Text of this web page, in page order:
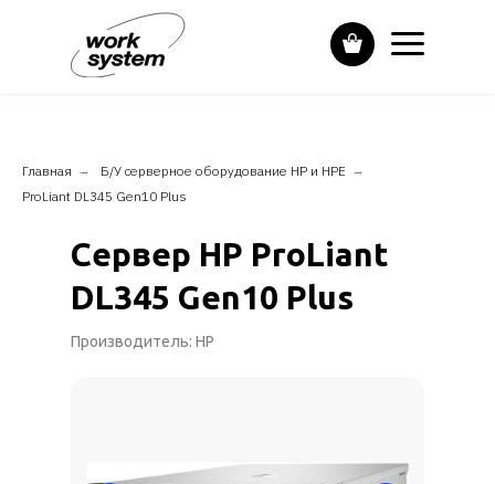
Главная → Б/У серверное оборудование HP и НPE →
ProLiant DL345 Gen10 Plus
Сервер HP ProLiant
DL345 Gen10 Plus
Производитель: HP